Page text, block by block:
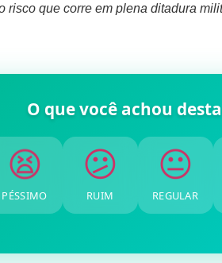
risco que corre em plena ditadura
O que você achou
😫
PÉSSIMO
😕
RUIM
😐
REGULAR